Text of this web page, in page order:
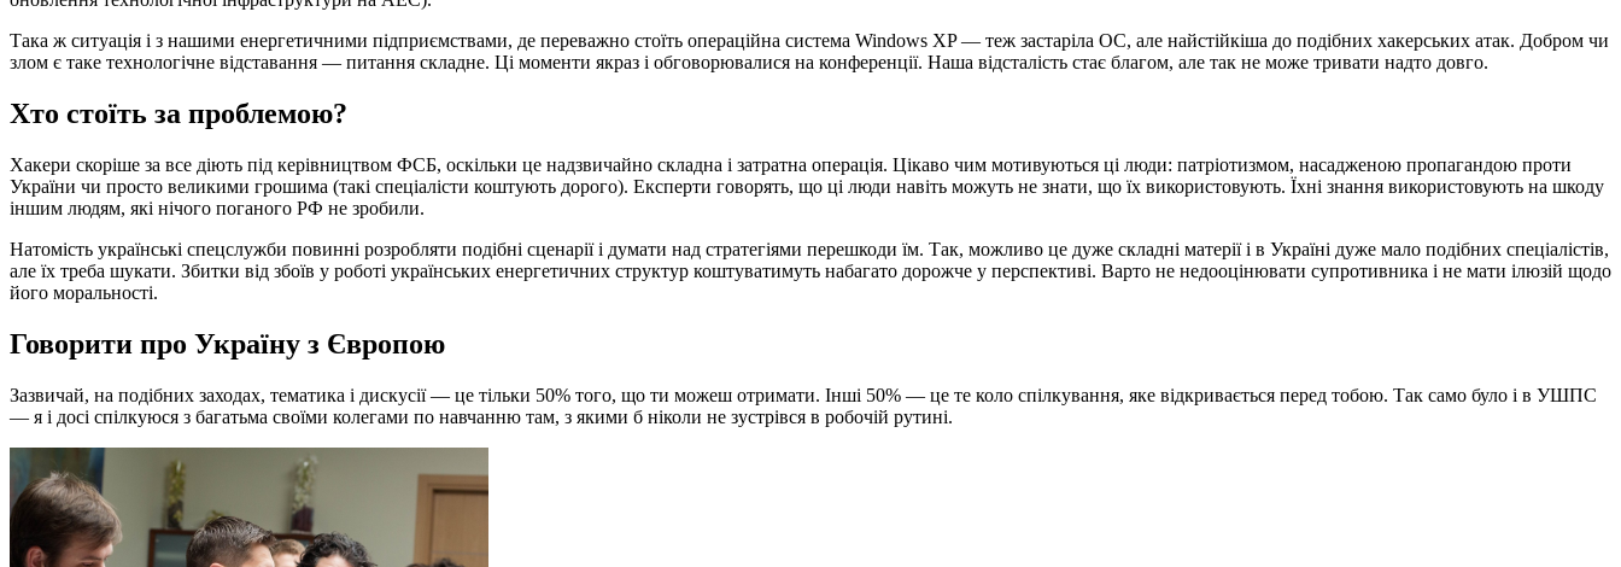
Така ж ситуація і з нашими енергетичними підприємствами, де переважно стоїть операційна система Windows XP — теж застаріла ОС, але найстійкіша до подібних хакерських атак. Добром чи
злом є таке технологічне відставання — питання складне. Ці моменти якраз і обговорювалися на конференції. Наша відсталість стає благом, але так не може тривати надто довго.
Хто стоїть за проблемою?
Хакери скоріше за все діють під керівництвом ФСБ, оскільки це надзвичайно складна і затратна операція. Цікаво чим мотивуються ці люди: патріотизмом, насадженою пропагандою проти
України чи просто великими грошима (такі спеціалісти коштують дорого). Експерти говорять, що ці люди навіть можуть не знати, що їх використовують. Їхні знання використовують на шкоду
іншим людям, які нічого поганого РФ не зробили.
Натомість українські спецслужби повинні розробляти подібні сценарії і думати над стратегіями перешкоди їм. Так, можливо це дуже складні матерії і в Україні дуже мало подібних спеціалістів,
але їх треба шукати. Збитки від збоїв у роботі українських енергетичних структур коштуватимуть набагато дорожче у перспективі. Варто не недооцінювати супротивника і не мати ілюзій щодо
його моральності.
Говорити про Україну з Європою
Зазвичай, на подібних заходах, тематика і дискусії — це тільки 50% того, що ти можеш отримати. Інші 50% — це те коло спілкування, яке відкривається перед тобою. Так само було і в УШПС
— я і досі спілкуюся з багатьма своїми колегами по навчанню там, з якими б ніколи не зустрівся в робочій рутині.